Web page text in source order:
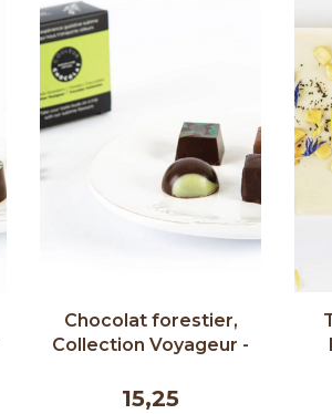
Chocolat forestier,
Collection Voyageur -
15,25